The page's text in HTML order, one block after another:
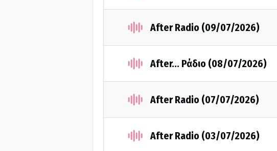
After Radio (09/07/2026)
After... Ράδιο (08/07/2026)
After Radio (07/07/2026)
After Radio (03/07/2026)